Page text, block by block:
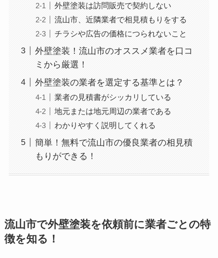
外壁塗装は訪問販売で契約しない
流山市、近隣業者で相見積もりをする
チラシや広告の価格につられないこと
外壁塗装！流山市のオススメ業者を口コ
ミから厳選！
外壁塗装の業者を選定する基準とは？
業者の見積書がシッカリしている
地元または地元周辺の業者である
わかりやすく説明してくれる
簡単！無料で流山市の優良業者の相見積
もりができる！
流山市で外壁塗装を依頼前に業者ごとの特
徴を知る！